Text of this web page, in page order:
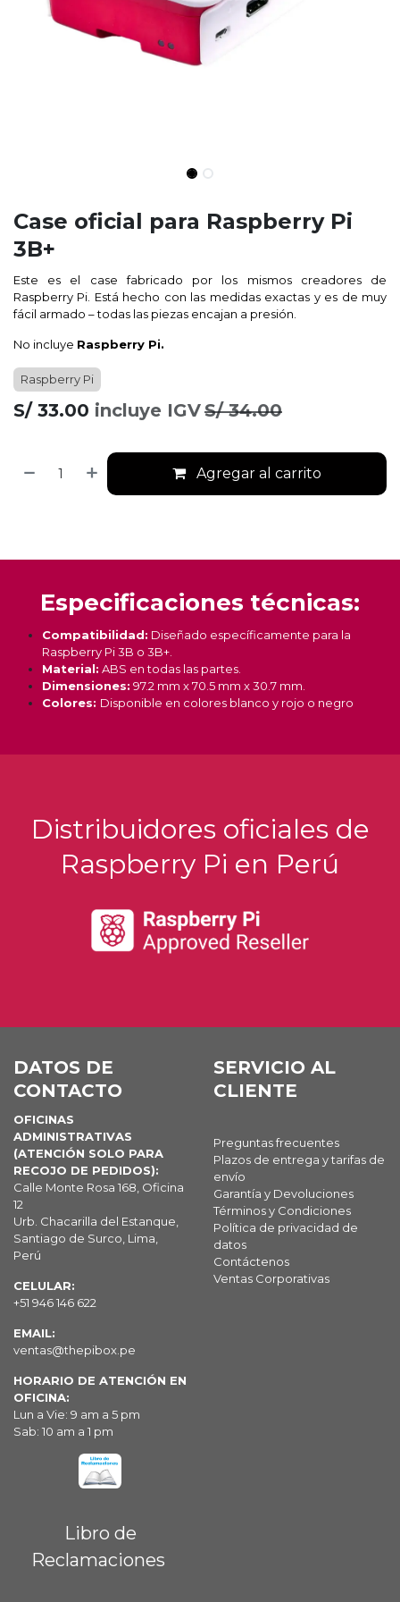
Case oficial para Raspberry Pi
3B+
Este es el case fabricado por los mismos creadores de
Raspberry Pi. Está hecho con las medidas exactas y es de muy
fácil armado – todas las piezas encajan a presión.
No incluye Raspberry Pi.
Raspberry Pi
S/ 33.00 incluye IGVS/34.00
Agregar al carrito
Especificaciones técnicas:
Compatibilidad: Diseñado específicamente para la
Raspberry Pi 3B o 3B+.
Material: ABS en todas las partes.
Dimensiones: 97.2 mm x 70.5 mm x 30.7 mm.
Colores: Disponible en colores blanco y rojo o negro
Distribuidores oficiales de
Raspberry Pi en Perú
DATOS DE
CONTACTO
OFICINAS
ADMINISTRATIVAS
(ATENCIÓN SOLO PARA
RECOJO DE PEDIDOS):
Calle Monte Rosa 168, Oficina
12
Urb. Chacarilla del Estanque,
Santiago de Surco, Lima,
Perú
CELULAR:
+51 946 146 622
EMAIL:
ventas@thepibox.pe
HORARIO DE ATENCIÓN EN
OFICINA:
Lun a Vie: 9 am a 5 pm
Sab: 10 am a 1 pm
SERVICIO AL
CLIENTE
Preguntas frecuentes
Plazos de entrega y tarifas de
envío
Garantía y Devoluciones
Términos y Condiciones
Política de privacidad de
datos
Contáctenos
Ventas Corporativas
Libro de
Reclamaciones